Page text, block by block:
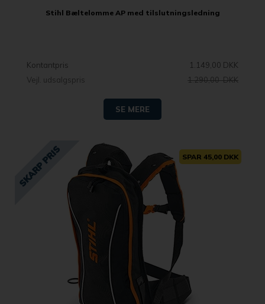
Stihl Bæltelomme AP med tilslutningsledning
Kontantpris
1.149,00 DKK
Vejl. udsalgspris
1.290,00 DKK
SE MERE
SPAR 45,00 DKK